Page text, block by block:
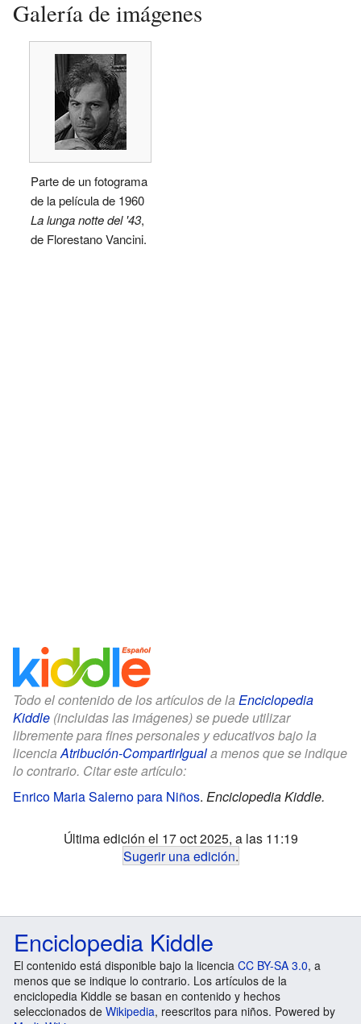
Galería de imágenes
Parte de un fotograma
de la película de 1960
La lunga notte del '43,
de Florestano Vancini.
Todo el contenido de los artículos de la Enciclopedia
Kiddle (incluidas las imágenes) se puede utilizar
libremente para fines personales y educativos bajo la
licenciaAtribución-CompartirIguala menos que se indique
lo contrario. Citar este artículo:
Enrico Maria Salerno para Niños. Enciclopedia Kiddle.
Última edición el 17 oct 2025, a las 11:19
Sugerir una edición.
Enciclopedia Kiddle
El contenido está disponible bajo la licencia CC BY-SA 3.0, a
menos que se indique lo contrario. Los artículos de la
enciclopedia Kiddle se basan en contenido y hechos
seleccionados de Wikipedia, reescritos para niños. Powered by